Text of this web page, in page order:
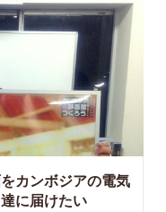
カンボジアの電気
に届けたい